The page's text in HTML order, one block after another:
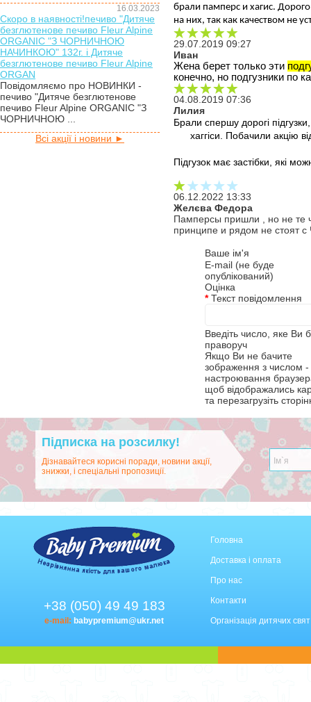
16.03.2023
Скоро в наявності!печиво "Дитяче
безглютенове печиво Fleur Alpine
ORGANIC "З ЧОРНИЧНОЮ
НАЧИНКОЮ" 132г. і Дитяче
безглютенове печиво Fleur Alpine
ORGAN
Повідомляємо про НОВИНКИ -
печиво "Дитяче безглютенове
печиво Fleur Alpine ORGANIC "З
ЧОРНИЧНОЮ ...
Всі акції і новини ►
брали памперс и хагис.
на них, так как качеством не
29.07.2019 09:27
Иван
Жена берет только эти
конечно, но подгузники по
04.08.2019 07:36
Лилия
Брали спершу дорогі
хаггіси. Побачили акцію
Підгузок має застібки, які
06.12.2022 13:33
Желєва Федора
Памперсы пришли , но не те
принципе и рядом не стоят
Ваше ім'я
E-mail (не буде
опублікований)
Оцінка
*Текст повідомлення
Введіть число, яке Ви
праворуч
Якщо Ви не бачите
зображення з числом -
настроювання
щоб відображались
та перезагрузіть
Підписка на розсилку!
Дізнавайтеся корисні поради, новини акції,
знижки, і спеціальні пропозиції.
+38 (050) 49 49 183
e-mail: babypremium@ukr.net
Головна
Доставка і оплата
Про нас
Контакти
Організація дитячих свят